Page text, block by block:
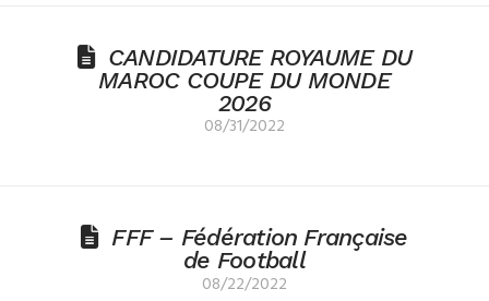
CANDIDATURE ROYAUME DU
MAROC COUPE DU MONDE
2026
08/31/2022
FFF – Fédération Française
de Football
08/22/2022